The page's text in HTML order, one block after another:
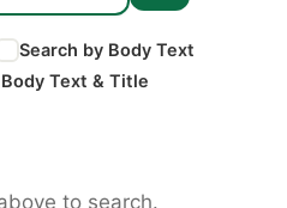
Search by Body Text
Text & Title
to search.